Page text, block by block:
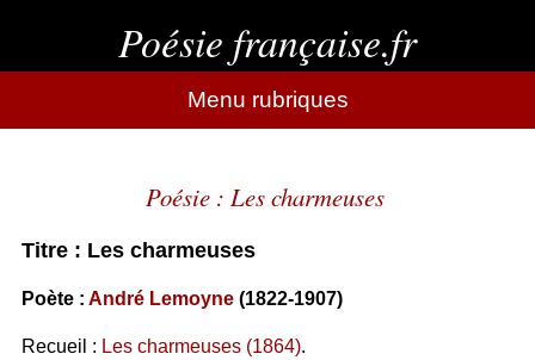
Poésie française.fr
Menu rubriques
Poésie : Les charmeuses
Titre : Les charmeuses
Poète : André Lemoyne(1822-1907)
Recueil : Les charmeuses (1864).